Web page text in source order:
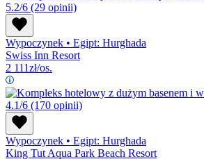
5.2/6 (29 opinii)
Wypoczynek • Egipt: Hurghada
Swiss Inn Resort
2 111zł/os.
4.1/6 (170 opinii)
Wypoczynek • Egipt: Hurghada
King Tut Aqua Park Beach Resort